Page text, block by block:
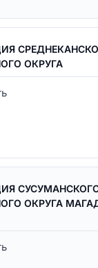
ОКРУГА
ОКРУГА